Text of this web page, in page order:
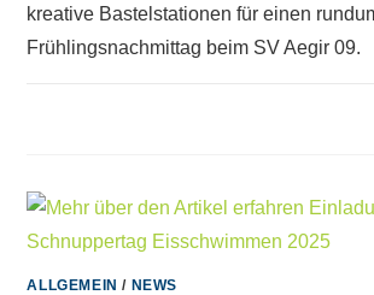
kreative Bastelstationen für einen
Frühlingsnachmittag beim SV Aegir 09.
ALLGEMEIN / NEWS